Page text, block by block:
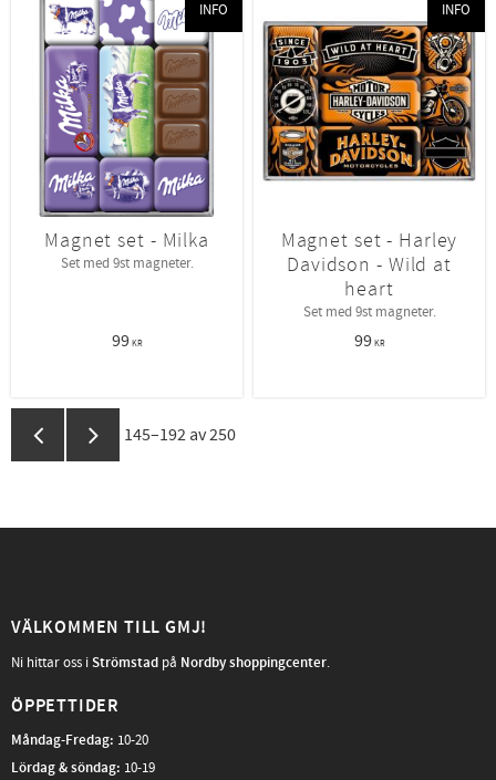
Magnet set - Milka
Set med 9st magneter.
99KR
INFO
Magnet set - Harley
Davidson - Wild at
heart
Set med 9st magneter.
99KR
INFO
145–192 av250
VÄLKOMMEN TILL GMJ!
Ni hittar oss iStrömstad på Nordby shoppingcenter.
ÖPPETTIDER
Måndag-Fredag: 10-20
Lördag & söndag: 10-19